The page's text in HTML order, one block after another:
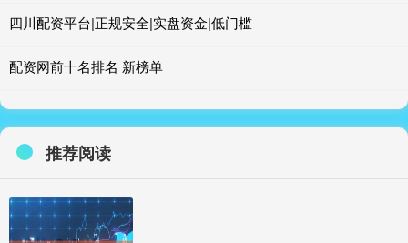
四川配资平台|正规安全|实盘资金|低门槛
配资网前十名排名 新榜单
推荐阅读